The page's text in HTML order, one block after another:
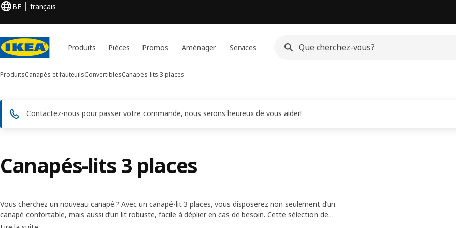
BE français
Produits Pièces Promos Aménager Services
ProduitsCanapés et fauteuilsConvertiblesCanapés-lits 3 places
Contactez-nous pour passer votre commande, nous serons heureux de vous aider!
Canapés-lits 3 places
Vous cherchez un nouveau canapé ? Avec un canapé-lit 3 places, vous disposerez non seulement d’un
canapé confortable, mais aussi d’un lit robuste, facile à déplier en cas de besoin. Cette sélection de
canapés convertibles 3 places vous donne le choix parmi différents modèles et coloris en phase avec